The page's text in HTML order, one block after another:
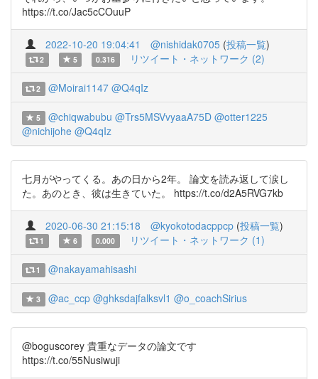
https://t.co/Jac5cCOuuP
2022-10-20 19:04:41 @nishidak0705 (投稿一覧)
2 5 0.316 リツイート・ネットワーク (2)
2 @Moirai1147 @Q4qIz
5 @chiqwabubu @Trs5MSVvyaaA75D @otter1225
@nichijohe @Q4qIz
七月がやってくる。あの日から2年。 論文を読み返して涙し
た。あのとき、彼は生きていた。 https://t.co/d2A5RVG7kb
2020-06-30 21:15:18 @kyokotodacppcp (投稿一覧)
1 6 0.000 リツイート・ネットワーク (1)
1 @nakayamahisashi
3 @ac_ccp @ghksdajfalksvl1 @o_coachSirius
@boguscorey 貴重なデータの論文です
https://t.co/55Nusiwuji